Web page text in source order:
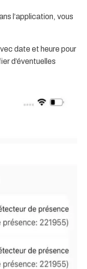
l’application, vous
date et heure pour
d’éventuelles